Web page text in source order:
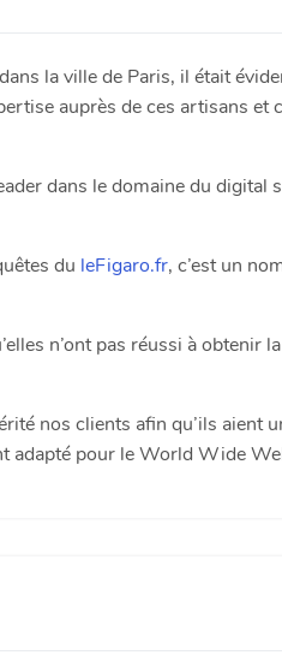
la ville de Paris, il était
auprès de ces artisans et
dans le domaine du digital
du leFigaro.fr, c’est un
n’ont pas réussi à obtenir
nos clients afin qu’ils aient
adapté pour le World Wide